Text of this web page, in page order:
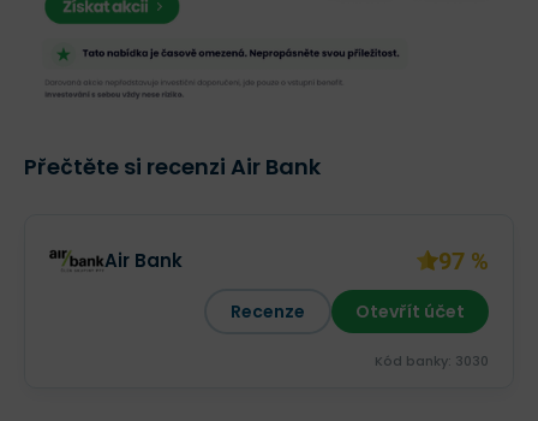
Přečtěte si recenzi Air Bank
Air Bank 97 %
Recenze Otevřít účet
Kód banky: 3030